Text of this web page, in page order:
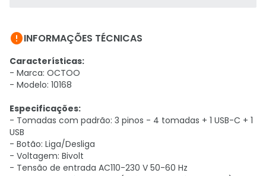
INFORMAÇÕES TÉCNICAS
Características:
- Marca: OCTOO
- Modelo: 10168
Especificações:
- Tomadas com padrão: 3 pinos - 4 tomadas + 1 USB-C + 1
USB
- Botão: Liga/Desliga
- Voltagem: Bivolt
- Tensão de entrada AC110-230 V 50-60 Hz